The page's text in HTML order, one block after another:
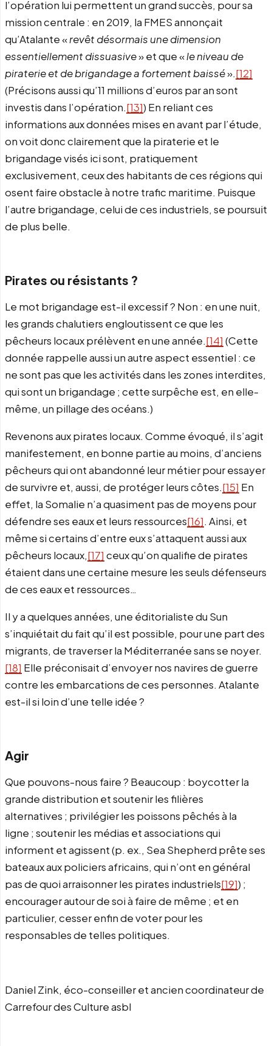
l’opération lui permettent un grand succès, pour sa
mission centrale : en 2019, la FMES annonçait
qu’Atalante «revêt désormais une dimension
essentiellement dissuasive» et que «le niveau de
piraterie et de brigandagea fortement baissé».[12]
(Précisons aussi qu’11 millions d’euros par an sont
investis dans l’opération.[13]) En reliant ces
informations aux données mises en avant par l’étude,
on voit donc clairement que la piraterie et le
brigandage visés ici sont, pratiquement
exclusivement, ceux des habitants de ces régions qui
osent faire obstacle à notre trafic maritime. Puisque
l’autre brigandage, celui de ces industriels, se poursuit
de plus belle.
Pirates ou résistants ?
Le mot brigandage est-il excessif ? Non : en une nuit,
les grands chalutiers engloutissent ce que les
pêcheurs locaux prélèvent en une année.[14] (Cette
donnée rappelle aussi un autre aspect essentiel : ce
ne sont pas que les activités dans les zones interdites,
qui sont un brigandage ; cette surpêche est, en elle-
même, un pillage des océans.)
Revenons aux pirates locaux. Comme évoqué, il s’agit
manifestement, en bonne partie au moins, d’anciens
pêcheurs qui ont abandonné leur métier pour essayer
de survivre et, aussi, de protéger leurs côtes.[15] En
effet, la Somalie n’a quasiment pas de moyens pour
défendre ses eaux et leurs ressources[16]. Ainsi, et
même si certains d’entre eux s’attaquent aussi aux
pêcheurs locaux,[17] ceux qu’on qualifie de pirates
étaient dans une certaine mesure les seuls défenseurs
de ces eaux et ressources…
Il y a quelques années, une éditorialiste du Sun
s’inquiétait du fait qu’il est possible, pour une part des
migrants, de traverser la Méditerranée sans se noyer.
[18] Elle préconisait d’envoyer nos navires de guerre
contre les embarcations de ces personnes. Atalante
est-il si loin d’une telle idée ?
Agir
Que pouvons-nous faire ? Beaucoup : boycotter la
grande distribution et soutenir les filières
alternatives ; privilégier les poissons pêchés à la
ligne ; soutenir les médias et associations qui
informent et agissent (p. ex., Sea Shepherd prête ses
bateaux aux policiers africains, qui n’ont en général
pas de quoi arraisonner les pirates industriels[19]) ;
encourager autour de soi à faire de même ; et en
particulier, cesser enfin de voter pour les
responsables de telles politiques.
Daniel Zink, éco-conseiller et ancien coordinateur de
Carrefour des Culture asbl